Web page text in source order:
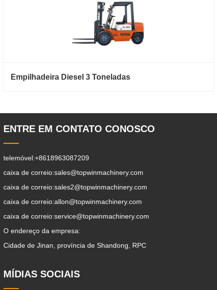
Empilhadeira Diesel 3 Toneladas
ENTRE EM CONTATO CONOSCO
telemóvel:+8618963087209
caixa de correio:sales@topwinmachinery.com
caixa de correio:sales2@topwinmachinery.com
caixa de correio:allon@topwinmachinery.com
caixa de correio:service@topwinmachinery.com
O endereço da empresa:
Cidade de Jinan, província de Shandong, RPC
MÍDIAS SOCIAIS